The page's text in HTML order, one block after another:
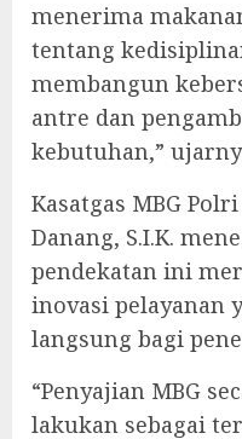
menerima
tentang
membangun
antre dan
kebutuhan,”
Kasatgas MBG
Danang, S.I.K.
pendekatan ini
inovasi pelayanan
langsung bagi
“Penyajian MBG
lakukan sebagai